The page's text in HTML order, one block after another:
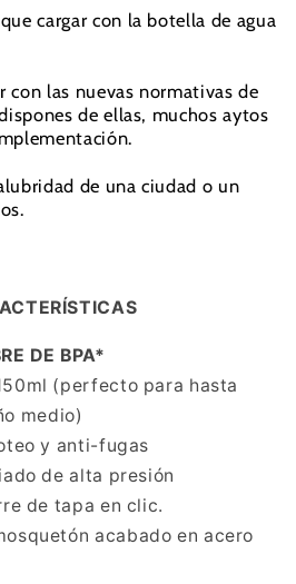
cargar con la botella de agua
con las nuevas normativas de
de ellas, muchos aytos
de una ciudad o un
DE BPA*
(perfecto para hasta
medio)
y anti-fugas
de alta presión
de tapa en clic.
acabado en acero